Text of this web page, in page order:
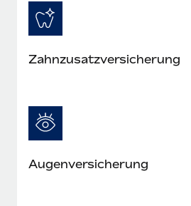
Mehr erfahren
Zahnzusatzversicherung
Augenversicherung